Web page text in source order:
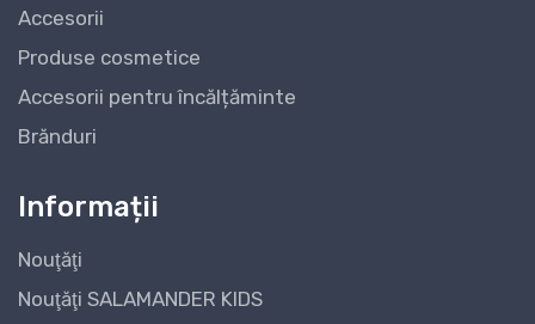
Accesorii
Produse cosmetice
Accesorii pentru încălțăminte
Brănduri
Informații
Nouţăţi
Nouţăţi SALAMANDER KIDS